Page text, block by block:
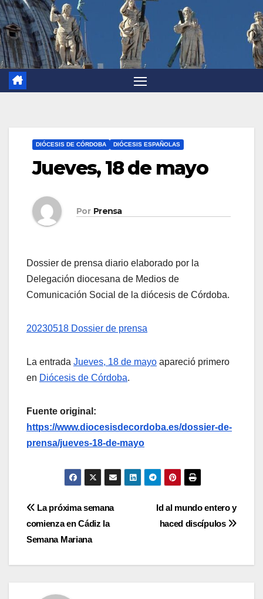
DIÓCESIS DE CÓRDOBA DIÓCESIS ESPAÑOLAS
Jueves, 18 de mayo
Por Prensa
Dossier de prensa diario elaborado por la
Delegación diocesana de Medios de
Comunicación Social de la diócesis de Córdoba.
20230518 Dossier de prensa
La entrada Jueves, 18 de mayo apareció primero
en Diócesis de Córdoba.
Fuente original:
https://www.diocesisdecordoba.es/dossier-de-
prensa/jueves-18-de-mayo
Navegación
de
entradas
Id al mundo entero y
haced discípulos
La próxima semana
comienza en Cádiz la
Semana Mariana